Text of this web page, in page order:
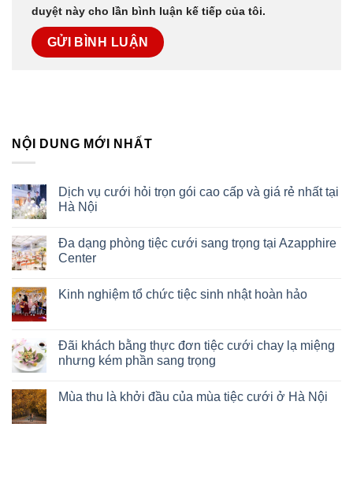
duyệt này cho lần bình luận kế tiếp của tôi.
NỘI DUNG MỚI NHẤT
Dịch vụ cưới hỏi trọn gói cao cấp và giá rẻ nhất tại
Hà Nội
Đa dạng phòng tiệc cưới sang trọng tại Azapphire
Center
Kinh nghiệm tổ chức tiệc sinh nhật hoàn hảo
Đãi khách bằng thực đơn tiệc cưới chay lạ miệng
nhưng kém phần sang trọng
Mùa thu là khởi đầu của mùa tiệc cưới ở Hà Nội